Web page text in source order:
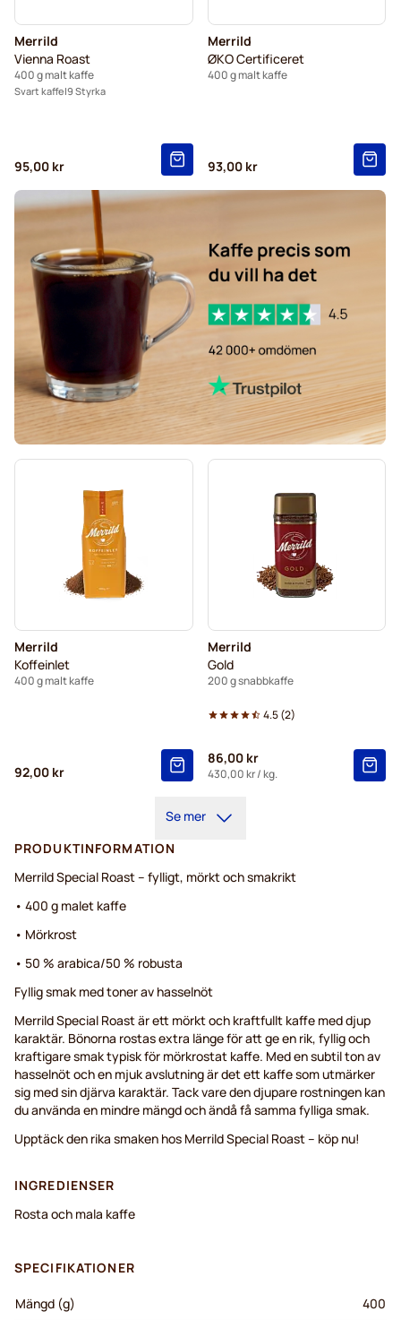
Merrild
Vienna Roast
400 g malt kaffe
Svart kaffe 9 Styrka
95,00 kr
Merrild
ØKO Certificeret
400 g malt kaffe
93,00 kr
Merrild
Koffeinlet
400 g malt kaffe
92,00 kr
Merrild
Gold
200 g snabbkaffe
4.5(2)
86,00 kr
430,00 kr/ kg.
Se mer
PRODUKTINFORMATION
Merrild Special Roast – fylligt, mörkt och smakrikt
• 400 g malet kaffe
• Mörkrost
• 50 % arabica/50 % robusta
Fyllig smak med toner av hasselnöt
Merrild Special Roast är ett mörkt och kraftfullt kaffe med djup
karaktär. Bönorna rostas extra länge för att ge en rik, fyllig och
kraftigare smak typisk för mörkrostat kaffe. Med en subtil ton av
hasselnöt och en mjuk avslutning är det ett kaffe som utmärker
sig med sin djärva karaktär. Tack vare den djupare rostningen kan
du använda en mindre mängd och ändå få samma fylliga smak.
Upptäck den rika smaken hos Merrild Special Roast – köp nu!
INGREDIENSER
Rosta och mala kaffe
SPECIFIKATIONER
Mängd (g)
400